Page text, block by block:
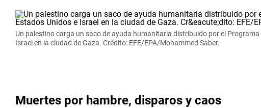
Un palestino carga un saco de ayuda humanitaria distribuido por el
Israel en la ciudad de Gaza. Crédito: EFE/EPA/Mohammed Saber.
Muertes por hambre, disparos y caos